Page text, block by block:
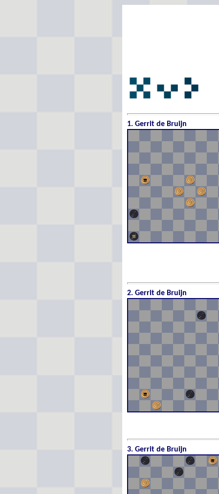
1. Gerrit de Bruijn
2. Gerrit de Bruijn
3. Gerrit de Bruijn